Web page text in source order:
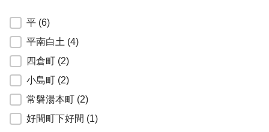
福島県いわき市
平 (6)
平南白土 (4)
四倉町 (2)
小島町 (2)
常磐湯本町 (2)
好間町下好間 (1)